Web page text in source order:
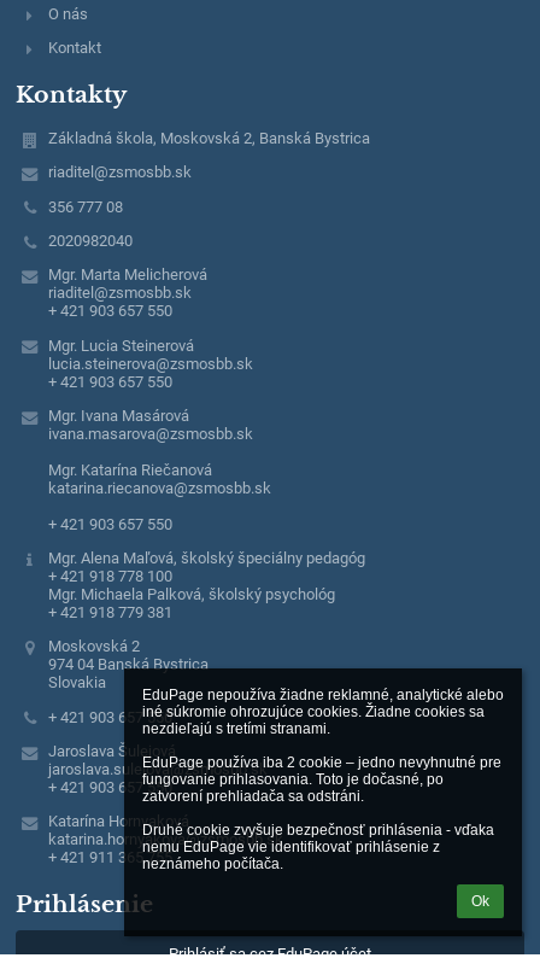
EduPage nepoužíva žiadne reklamné, analytické alebo
iné súkromie ohrozujúce cookies. Žiadne cookies sa
nezdieľajú s tretími stranami.
EduPage používa iba 2 cookie – jedno nevyhnutné pre
fungovanie prihlasovania. Toto je dočasné, po
zatvorení prehliadača sa odstráni.
Druhé cookie zvyšuje bezpečnosť prihlásenia - vďaka
nemu EduPage vie identifikovať prihlásenie z
neznámeho počítača.
Ok
O nás
Kontakt
Kontakty
Základná škola, Moskovská 2, Banská Bystrica
riaditel@zsmosbb.sk
356 777 08
2020982040
Mgr. Marta Melicherová
riaditel@zsmosbb.sk
+ 421 903 657 550
Mgr. Lucia Steinerová
lucia.steinerova@zsmosbb.sk
+ 421 903 657 550
Mgr. Ivana Masárová
ivana.masarova@zsmosbb.sk
Mgr. Katarína Riečanová
katarina.riecanova@zsmosbb.sk
+ 421 903 657 550
Mgr. Alena Maľová, školský špeciálny pedagóg
+ 421 918 778 100
Mgr. Michaela Palková, školský psychológ
+ 421 918 779 381
Moskovská 2
974 04 Banská Bystrica
Slovakia
+ 421 903 657 550
Jaroslava Šulejová
jaroslava.sulejova@zsmosbb.sk
+ 421 903 657 550
Katarína Hornyaková
katarina.hornyakova@zsmosbb.sk
+ 421 911 365 755
Prihlásenie
Prihlásiť sa cez EduPage účet